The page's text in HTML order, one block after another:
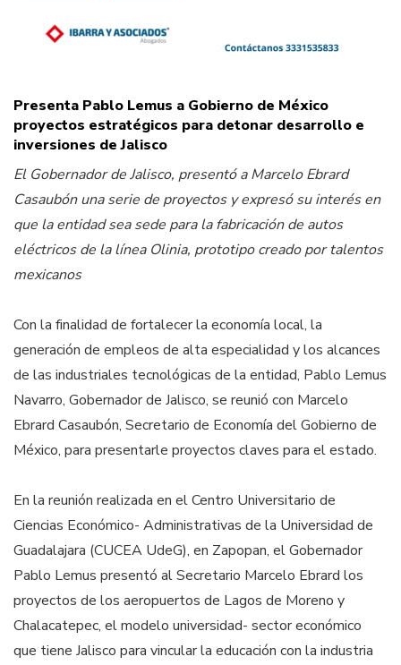
Presenta Pablo Lemus a Gobierno de México
proyectos estratégicos para detonar desarrollo e
inversiones de Jalisco
El Gobernador de Jalisco, presentó a Marcelo Ebrard
Casaubón una serie de proyectos y expresó su interés en
que la entidad sea sede para la fabricación de autos
eléctricos de la línea Olinia, prototipo creado por talentos
mexicanos
Con la finalidad de fortalecer la economía local, la
generación de empleos de alta especialidad y los alcances
de las industriales tecnológicas de la entidad, Pablo Lemus
Navarro, Gobernador de Jalisco, se reunió con Marcelo
Ebrard Casaubón, Secretario de Economía del Gobierno de
México, para presentarle proyectos claves para el estado.
En la reunión realizada en el Centro Universitario de
Ciencias Económico- Administrativas de la Universidad de
Guadalajara (CUCEA UdeG), en Zapopan, el Gobernador
Pablo Lemus presentó al Secretario Marcelo Ebrard los
proyectos de los aeropuertos de Lagos de Moreno y
Chalacatepec, el modelo universidad- sector económico
que tiene Jalisco para vincular la educación con la industria